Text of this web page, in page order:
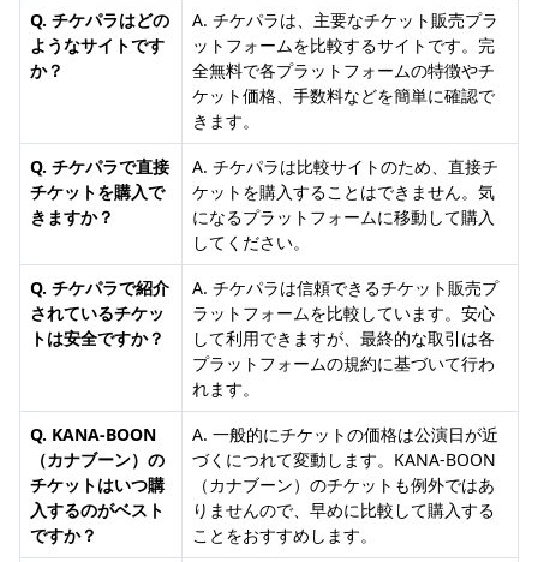
Q. チケパラはどの
ようなサイトです
か？
A. チケパラは、主要なチケット販売プラ
ットフォームを比較するサイトです。完
全無料で各プラットフォームの特徴やチ
ケット価格、手数料などを簡単に確認で
きます。
Q. チケパラで直接
チケットを購入で
きますか？
A. チケパラは比較サイトのため、直接チ
ケットを購入することはできません。気
になるプラットフォームに移動して購入
してください。
Q. チケパラで紹介
されているチケッ
トは安全ですか？
A. チケパラは信頼できるチケット販売プ
ラットフォームを比較しています。安心
して利用できますが、最終的な取引は各
プラットフォームの規約に基づいて行わ
れます。
Q. KANA-BOON
（カナブーン）の
チケットはいつ購
入するのがベスト
ですか？
A. 一般的にチケットの価格は公演日が近
づくにつれて変動します。KANA-BOON
（カナブーン）のチケットも例外ではあ
りませんので、早めに比較して購入する
ことをおすすめします。